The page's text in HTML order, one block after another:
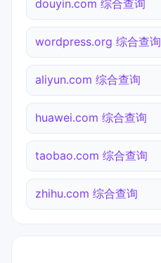
douyin.com 综合查询
wordpress.org 综合查询
aliyun.com 综合查询
huawei.com 综合查询
taobao.com 综合查询
zhihu.com 综合查询